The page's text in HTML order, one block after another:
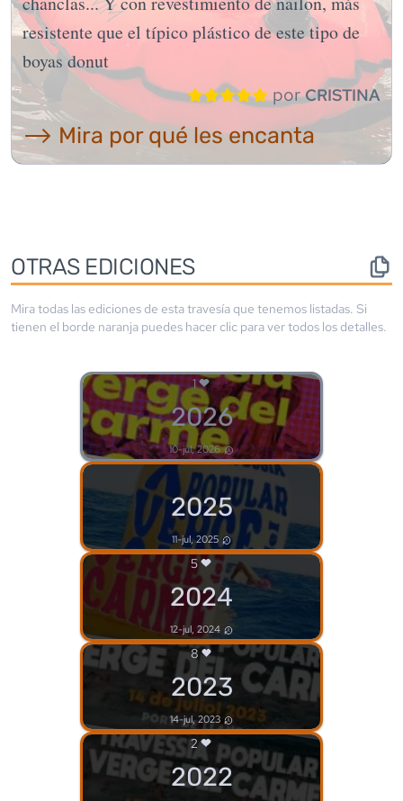
resistente que el típico plástico de este tipo de
boyas donut
porCRISTINA
⟶ Mira por qué les encanta
OTRAS EDICIONES
Mira todas las ediciones de esta travesía que tenemos listadas. Si
tienen el borde naranja puedes hacer clic para ver todos los detalles.
1
2026
10-jul, 2026
2025
11-jul, 2025
5
2024
12-jul, 2024
8
2023
14-jul, 2023
2
2022